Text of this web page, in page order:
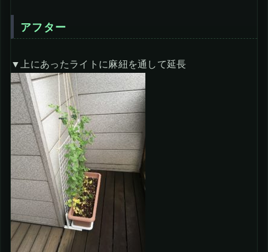
アフター
▼上にあったライトに麻紐を通して延長